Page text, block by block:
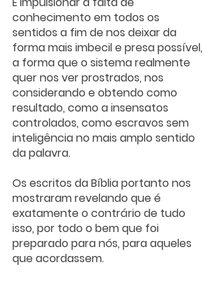
conhecimento em todos os
sentidos a fim de nos deixar da
forma mais imbecil e presa possível,
a forma que o sistema realmente
quer nos ver prostrados, nos
considerando e obtendo como
resultado, como a insensatos
controlados, como escravos sem
inteligência no mais amplo sentido
da palavra.
Os escritos da Bíblia portanto nos
mostraram revelando que é
exatamente o contrário de tudo
isso, por todo o bem que foi
preparado para nós, para aqueles
que acordassem.